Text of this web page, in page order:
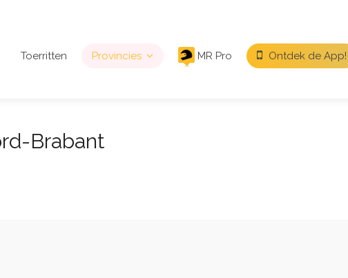
Toerritten Provincies MR Pro
Ontdek de App!
Brabant